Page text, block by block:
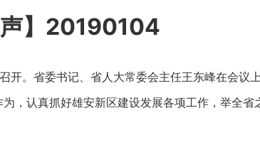
声】20190104
。省委书记、省人大常委会主任王东峰在会议
，认真抓好雄安新区建设发展各项工作，举全省